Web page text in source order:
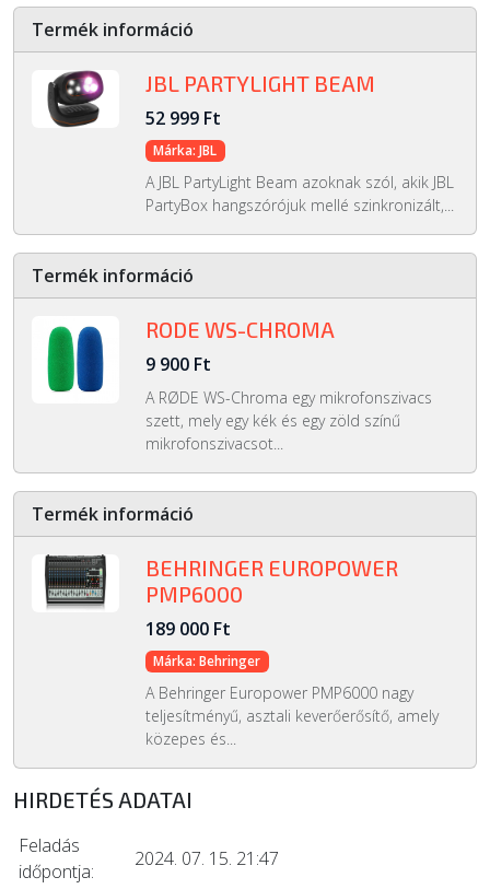
Termék információ
JBL PARTYLIGHT BEAM
52 999 Ft
Márka: JBL
A JBL PartyLight Beam azoknak szól, akik JBL
PartyBox hangszórójuk mellé szinkronizált,...
Termék információ
RODE WS-CHROMA
9 900 Ft
A RØDE WS-Chroma egy mikrofonszivacs
szett, mely egy kék és egy zöld színű
mikrofonszivacsot...
Termék információ
BEHRINGER EUROPOWER
PMP6000
189 000 Ft
Márka: Behringer
A Behringer Europower PMP6000 nagy
teljesítményű, asztali keverőerősítő, amely
közepes és...
HIRDETÉS ADATAI
Feladás
időpontja:
2024. 07. 15. 21:47